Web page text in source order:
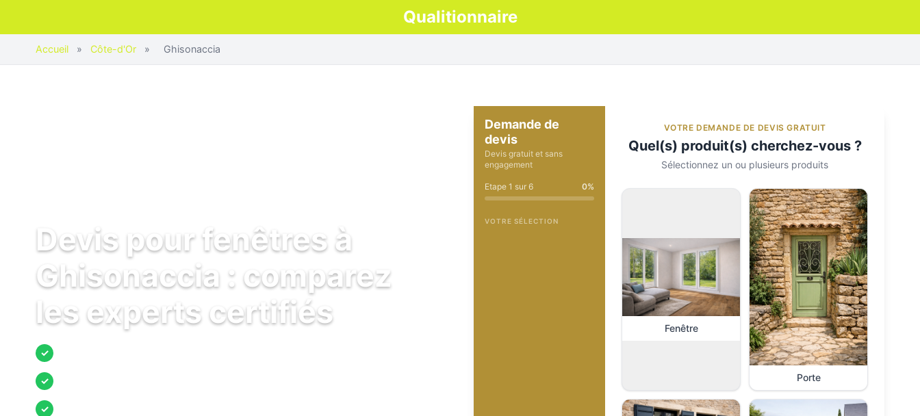
Qualitionnaire
Accueil » Côte-d'Or » Ghisonaccia
Devis pour fenêtres à
Ghisonaccia : comparez
les experts certifiés
✓
✓
✓
Demande de
devis
Devis gratuit et sans
engagement
Etape 1 sur 6 0%
VOTRE SÉLECTION
VOTRE DEMANDE DE DEVIS GRATUIT
Quel(s) produit(s) cherchez-vous ?
Sélectionnez un ou plusieurs produits
Fenêtre
Porte